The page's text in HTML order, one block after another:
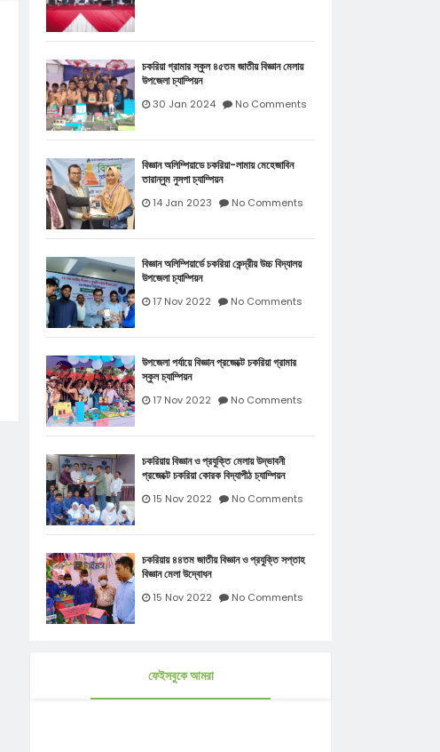
চকরিয়া গ্রামার স্কুল ৪৫তম জাতীয় বিজ্ঞান মেলায়
উপজেলা চ্যাম্পিয়ন
30 Jan 2024 No Comments
বিজ্ঞান অলিম্পিয়াডে চকরিয়া-লামায় মেহেজাবিন
তারান্নুম নুসপা চ্যাম্পিয়ন
14 Jan 2023 No Comments
বিজ্ঞান অলিম্পিয়ার্ডে চকরিয়া কেন্দ্রীয় উচ্চ বিদ্যালয়
উপজেলা চ্যাম্পিয়ন
17 Nov 2022 No Comments
উপজেলা পর্যায়ে বিজ্ঞান প্রজেক্টে চকরিয়া গ্রামার
স্কুল চ্যাম্পিয়ন
17 Nov 2022 No Comments
চকরিয়ায় বিজ্ঞান ও প্রযুক্তি মেলায় উদ্ভাবনী
প্রজেক্টে চকরিয়া কোরক বিদ্যাপীঠ চ্যাম্পিয়ন
15 Nov 2022 No Comments
চকরিয়ায় ৪৪তম জাতীয় বিজ্ঞান ও প্রযুক্তি সপ্তাহ
বিজ্ঞান মেলা উদ্বোধন
15 Nov 2022 No Comments
ফেইসবুকে আমরা